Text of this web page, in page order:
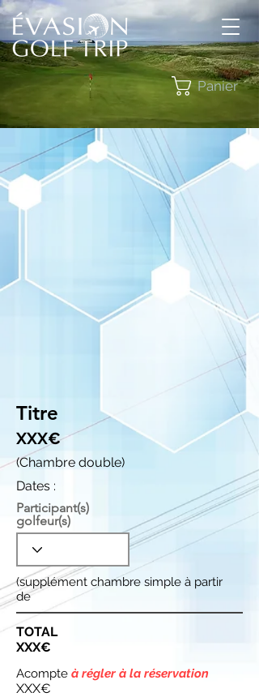
Panier
Titre
XXX€
(Chambre double)
Dates :
Participant(s)
golfeur(s)
(supplément chambre simple à partir
de
TOTAL
XXX€
Acompte à régler à la réservation
XXX€